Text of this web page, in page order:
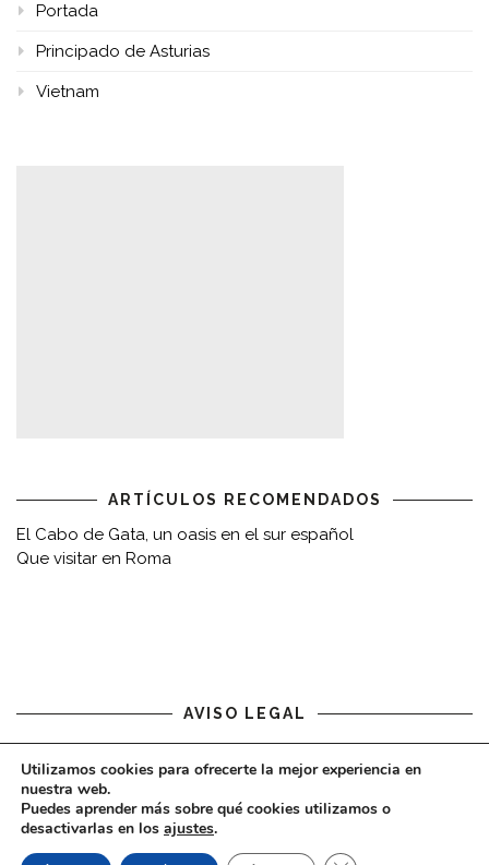
Portada
Principado de Asturias
Vietnam
ARTÍCULOS RECOMENDADOS
El Cabo de Gata, un oasis en el sur español
Que visitar en Roma
AVISO LEGAL
Aviso legal
Utilizamos cookies para ofrecerte la mejor experiencia en
nuestra web.
Puedes aprender más sobre qué cookies utilizamos o
desactivarlas en los ajustes.